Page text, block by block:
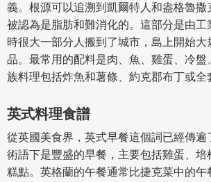
義。根源可以追溯到凱爾特人和盎格魯撒
被認為是脂肪和難消化的。這部分是由工
時很大一部分人搬到了城市，島上開始大
品。最常用的配料是肉、魚、雞蛋、冷盤
族料理包括炸魚和薯條、約克郡布丁或全
英式料理食譜
從英國美食界，英式早餐這個詞已經傳遍
術語下是豐盛的早餐，主要包括雞蛋、培
糕點。英格蘭的午餐通常比捷克菜中的午